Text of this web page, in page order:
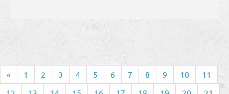
« 1 2 3 4 5 6 7 8 9 10
11